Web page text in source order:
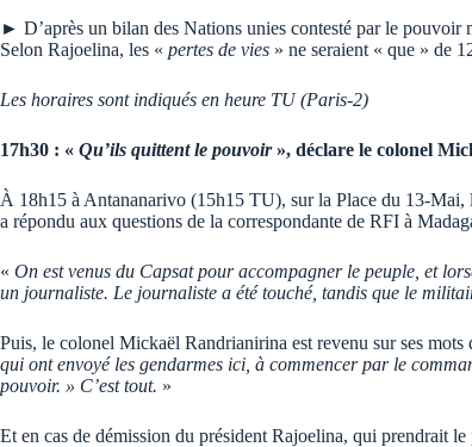
► D’après un bilan des Nations unies contesté par le pouvoir
Selon Rajoelina, les « pertes de vies » ne seraient « que » de
Les horaires sont indiqués en heure TU (Paris-2)
17h30 : « Qu’ils quittent le pouvoir », déclare le colonel
À 18h15 à Antananarivo (15h15 TU), sur la Place du 13-Mai,
a répondu aux questions de la correspondante de RFI à
« On est venus du Capsat pour accompagner le peuple, et
un journaliste. Le journaliste a été touché, tandis que le
Puis, le colonel Mickaël Randrianirina est revenu sur ses mots
qui ont envoyé les gendarmes ici, à commencer par le
pouvoir. » C’est tout. »
Et en cas de démission du président Rajoelina, qui prendrait